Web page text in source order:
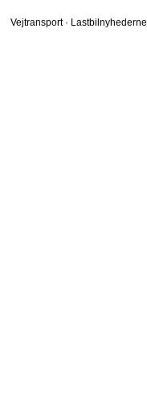
Vejtransport · Lastbilnyhederne